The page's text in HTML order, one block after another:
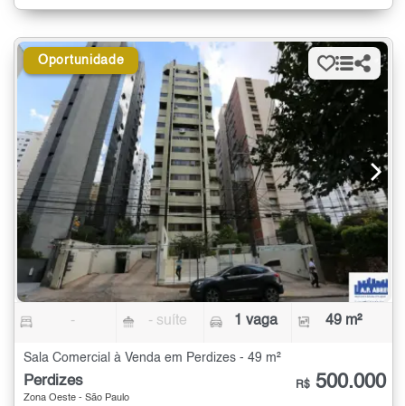
Oportunidade
- - suíte 1 vaga 49 m²
Sala Comercial à Venda em Perdizes - 49 m²
Perdizes
Zona Oeste - São Paulo
R$ 500.000